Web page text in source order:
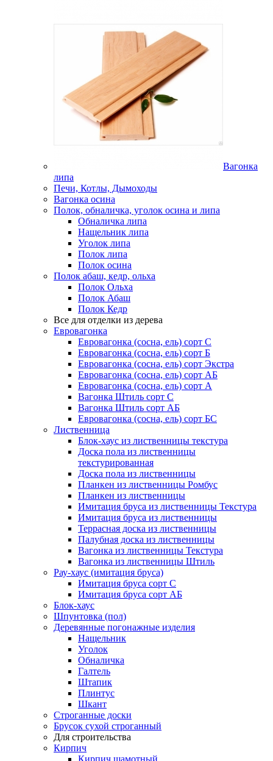
Вагонка
липа
Печи, Котлы, Дымоходы
Вагонка осина
Полок, обналичка, уголок осина и липа
Обналичка липа
Нащельник липа
Уголок липа
Полок липа
Полок осина
Полок абаш, кедр, ольха
Полок Ольха
Полок Абаш
Полок Кедр
Все для отделки из дерева
Евровагонка
Евровагонка (сосна, ель) сорт С
Евровагонка (сосна, ель) сорт Б
Евровагонка (сосна, ель) сорт Экстра
Евровагонка (сосна, ель) сорт АБ
Евровагонка (сосна, ель) сорт А
Вагонка Штиль сорт С
Вагонка Штиль сорт АБ
Евровагонка (сосна, ель) сорт БС
Лиственница
Блок-хаус из лиственницы текстура
Доска пола из лиственницы
текстурированная
Доска пола из лиственницы
Планкен из лиственницы Ромбус
Планкен из лиственницы
Имитация бруса из лиственницы Текстура
Имитация бруса из лиственницы
Террасная доска из лиственницы
Палубная доска из лиственницы
Вагонка из лиственницы Текстура
Вагонка из лиственницы Штиль
Рау-хаус (имитация бруса)
Имитация бруса сорт С
Имитация бруса сорт АБ
Блок-хаус
Шпунтовка (пол)
Деревянные погонажные изделия
Нащельник
Уголок
Обналичка
Галтель
Штапик
Плинтус
Шкант
Строганные доски
Брусок сухой строганный
Для строительства
Кирпич
Кирпич шамотный